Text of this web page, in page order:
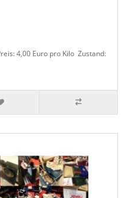
4,00 Euro pro Kilo Zustand: